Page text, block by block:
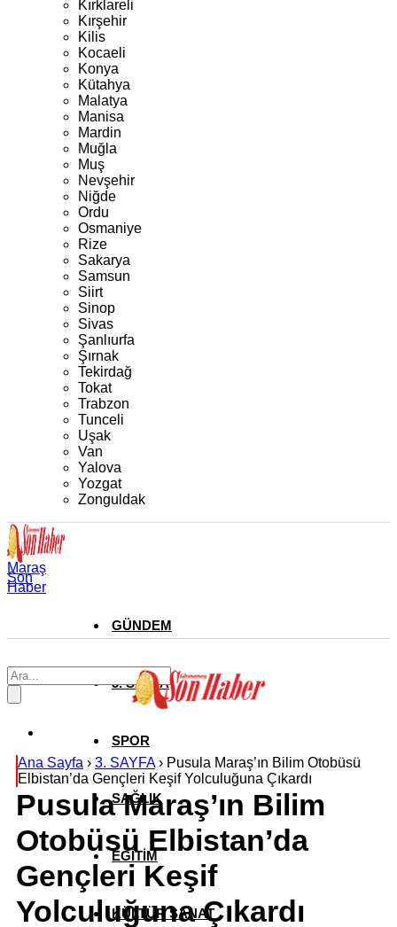
Kırklareli
Kırşehir
Kilis
Kocaeli
Konya
Kütahya
Malatya
Manisa
Mardin
Muğla
Muş
Nevşehir
Niğde
Ordu
Osmaniye
Rize
Sakarya
Samsun
Siirt
Sinop
Sivas
Şanlıurfa
Şırnak
Tekirdağ
Tokat
Trabzon
Tunceli
Uşak
Van
Yalova
Yozgat
Zonguldak
Maraş
Son
Haber
GÜNDEM
3. SAYFA
SPOR
SAĞLIK
EĞİTİM
KÜLTÜR SANAT
Ana Sayfa › 3. SAYFA› Pusula Maraş’ın Bilim Otobüsü
Elbistan’da Gençleri Keşif Yolculuğuna Çıkardı
Pusula Maraş’ın Bilim
Otobüsü Elbistan’da
Gençleri Keşif
Yolculuğuna Çıkardı